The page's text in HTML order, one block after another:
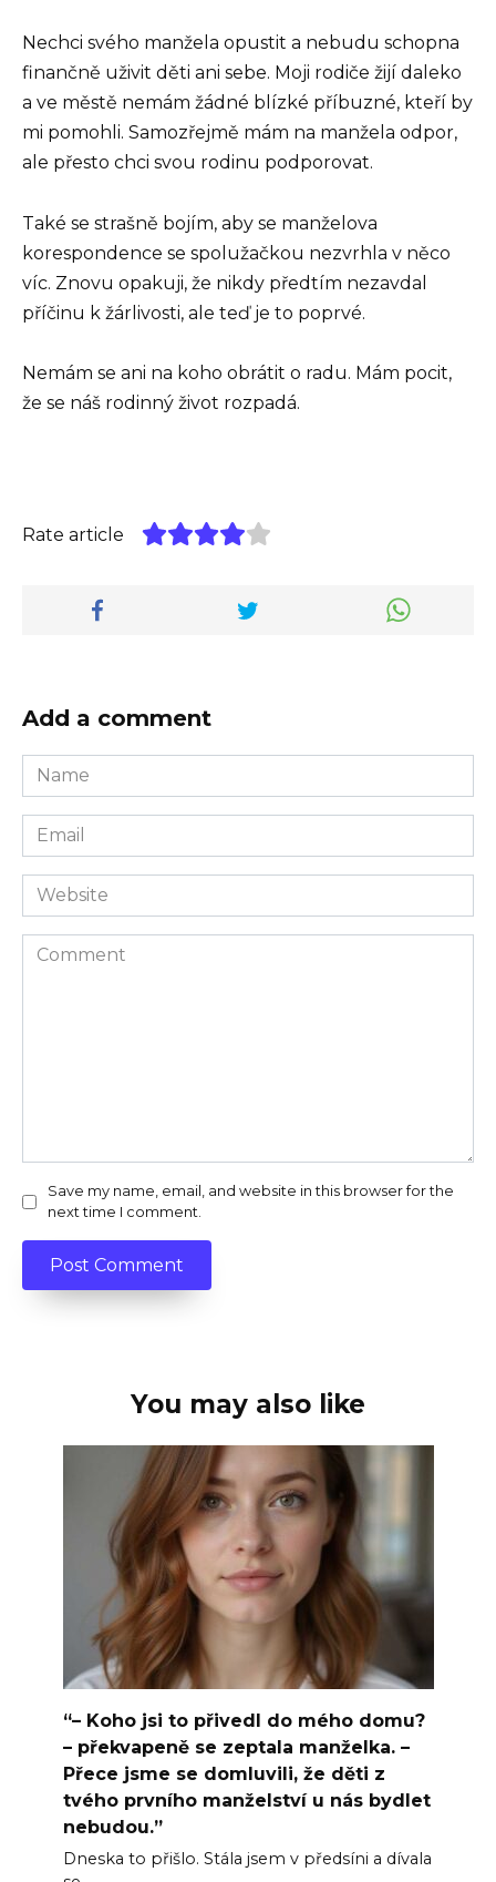
Nechci svého manžela opustit a nebudu schopna
finančně uživit děti ani sebe. Moji rodiče žijí daleko
a ve městě nemám žádné blízké příbuzné, kteří by
mi pomohli. Samozřejmě mám na manžela odpor,
ale přesto chci svou rodinu podporovat.
Také se strašně bojím, aby se manželova
korespondence se spolužačkou nezvrhla v něco
víc. Znovu opakuji, že nikdy předtím nezavdal
příčinu k žárlivosti, ale teď je to poprvé.
Nemám se ani na koho obrátit o radu. Mám pocit,
že se náš rodinný život rozpadá.
Rate article
Add a comment
Name
*
Email
*
Website
Comment
Save my name, email, and website in this browser for the
next time I comment.
You may also like
“– Koho jsi to přivedl do mého domu?
– překvapeně se zeptala manželka. –
Přece jsme se domluvili, že děti z
tvého prvního manželství u nás bydlet
nebudou.”
Dneska to přišlo. Stála jsem v předsíni a dívala